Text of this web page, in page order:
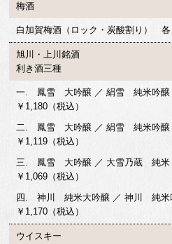
梅酒
白加賀梅酒（ロック・炭酸割り） 各
旭川・上川銘酒
利き酒三種
一. 鳳雪 大吟醸 ／ 絹雪 純米吟
￥1,180（税込）
二. 鳳雪 大吟醸 ／ 絹雪 純米吟
￥1,119（税込）
三. 鳳雪 大吟醸 ／ 大雪乃蔵 純
￥1,069（税込）
四. 神川 純米大吟醸 ／ 神川 純
￥1,170（税込）
ウイスキー